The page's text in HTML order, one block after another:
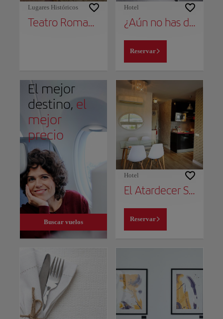
Lugares Históricos
Teatro Romano
Hotel
¿Aún no has decidido dónde alojarte?
Reservar
El mejor
destino, el
mejor
precio
Buscar vuelos
Hotel
El Atardecer Skyline
Reservar